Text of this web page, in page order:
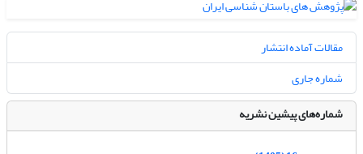
مقالات آماده انتشار
شماره جاری
شماره‌های پیشین نشریه